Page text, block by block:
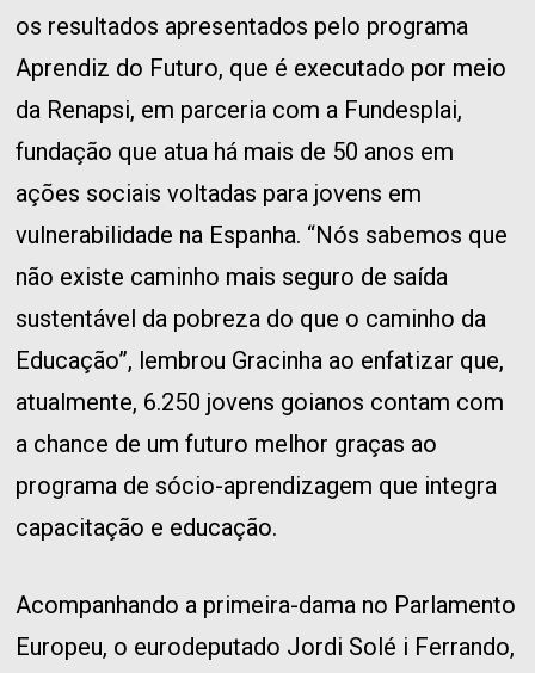
os resultados apresentados pelo programa
Aprendiz do Futuro, que é executado por meio
da Renapsi, em parceria com a Fundesplai,
fundação que atua há mais de 50 anos em
ações sociais voltadas para jovens em
vulnerabilidade na Espanha. “Nós sabemos que
não existe caminho mais seguro de saída
sustentável da pobreza do que o caminho da
Educação”, lembrou Gracinha ao enfatizar que,
atualmente, 6.250 jovens goianos contam com
a chance de um futuro melhor graças ao
programa de sócio-aprendizagem que integra
capacitação e educação.
Acompanhando a primeira-dama no Parlamento
Europeu, o eurodeputado Jordi Solé i Ferrando,